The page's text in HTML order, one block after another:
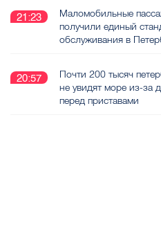
21:23
Маломобильные
получили единый
обслуживания в
20:57
Почти 200 тысяч
не увидят море из-за
перед приставами